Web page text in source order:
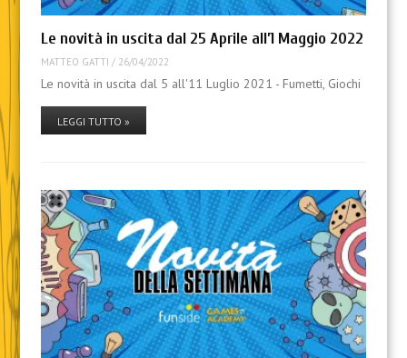
Le novità in uscita dal 25 Aprile all’1 Maggio 2022
MATTEO GATTI / 26/04/2022
Le novità in uscita dal 5 all'11 Luglio 2021 - Fumetti, Giochi
LEGGI TUTTO »